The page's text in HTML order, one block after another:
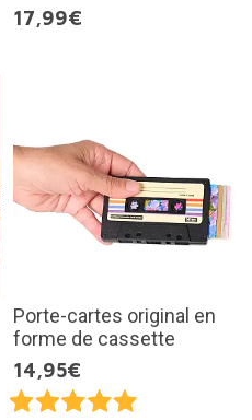
17,99€
Porte-cartes original en
forme de cassette
14,95€